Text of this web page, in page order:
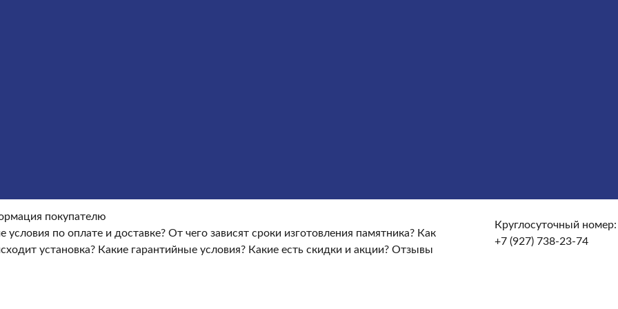
покупателю
условия по оплате и доставке? От чего зависят сроки изготовления памятника? Как
установка? Какие гарантийные условия? Какие есть скидки и акции? Отзывы
Круглосуточный номер:
+7 (927) 738-23-74